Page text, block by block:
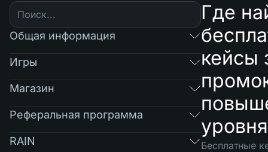
Общая информация
Игры
Магазин
Реферальная программа
RAIN
Где
кейсы
Бесплатные